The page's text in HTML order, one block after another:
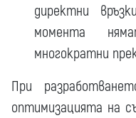
директни
момента
многократни
При
оптимизацията на